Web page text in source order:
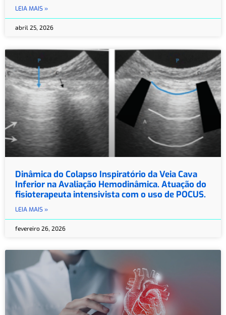
LEIA MAIS »
abril 25, 2026
Dinâmica do Colapso Inspiratório da Veia Cava
Inferior na Avaliação Hemodinâmica. Atuação do
fisioterapeuta intensivista com o uso de POCUS.
LEIA MAIS »
fevereiro 26, 2026